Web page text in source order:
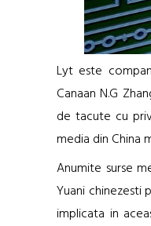
Lyt este
Canaan N.G
de tacute cu
media din China
Anumite surse
Yuani chinezesti
implicata in